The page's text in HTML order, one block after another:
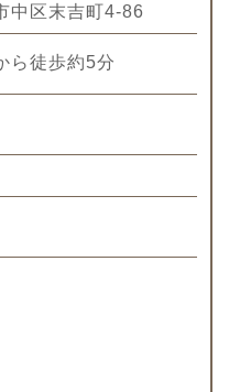
中区末吉町4-86
ら徒歩約5分